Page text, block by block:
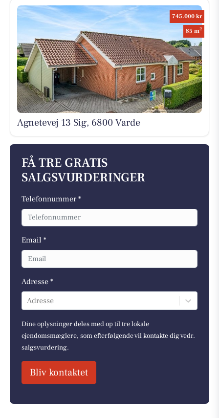
745.000 kr
85 m2
Agnetevej 13 Sig, 6800 Varde
FÅ TRE GRATIS
SALGSVURDERINGER
Telefonnummer *
Email *
Adresse *
Adresse
Dine oplysninger deles med op til tre lokale
ejendomsmæglere, som efterfølgende vil kontakte dig vedr.
salgsvurdering.
Bliv kontaktet